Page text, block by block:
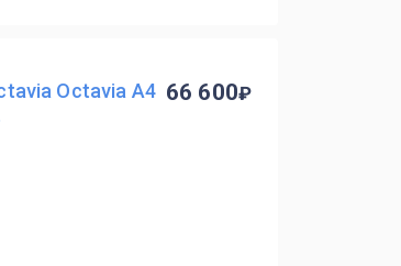
Octavia A4 66 600